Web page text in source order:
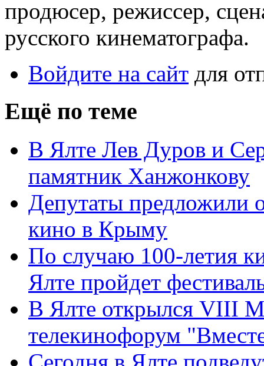
продюсер, режиссер,
русского кинематографа.
Войдите на сайт для
Ещё по теме
В Ялте Лев Дуров и
памятник Ханжонкову
Депутаты предложили
кино в Крыму
По случаю 100-летия
Ялте пройдет
В Ялте открылся VIII
телекинофорум